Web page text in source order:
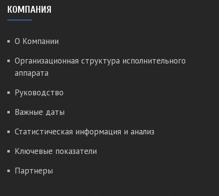
КОМПАНИЯ
О Компании
Организационная структура исполнительного
аппарата
Руководство
Важные даты
Статистическая информация и анализ
Ключевые показатели
Партнеры